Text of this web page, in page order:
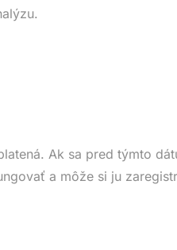
Ak sa pred týmto
a môže si ju